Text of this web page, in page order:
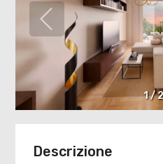
1/
Descrizione